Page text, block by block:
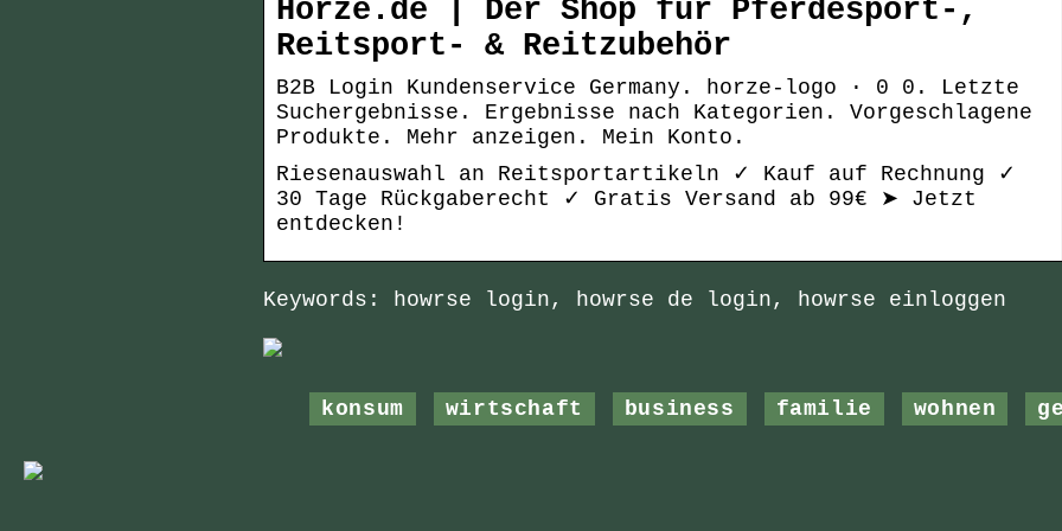
Horze.de | Der Shop für Pferdesport-,
Reitsport- & Reitzubehör
B2B Login Kundenservice Germany. horze-logo · 0 0. Letzte
Suchergebnisse. Ergebnisse nach Kategorien. Vorgeschlagene
Produkte. Mehr anzeigen. Mein Konto.
Riesenauswahl an Reitsportartikeln ✓ Kauf auf Rechnung ✓
30 Tage Rückgaberecht ✓ Gratis Versand ab 99€ ➤ Jetzt
entdecken!
Keywords: howrse login, howrse de login, howrse einloggen
konsum wirtschaft business familie wohnen